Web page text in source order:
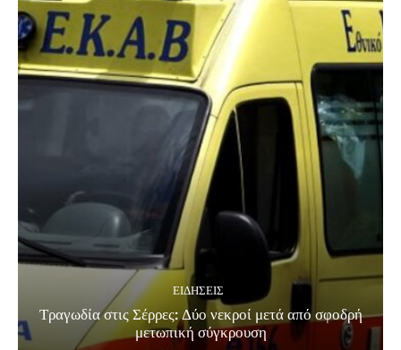
ΕΙΔΗΣΕΙΣ
Τραγωδία στις Σέρρες: Δύο νεκροί μετά από σφοδρή
μετωπική σύγκρουση